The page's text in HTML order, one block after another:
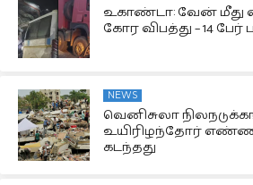
உகாண்டா: வேன் மீது
கோர விபத்து – 14 பேர்
NEWS
வெனிசுலா
உயிரிழந்தோர்
கடந்தது